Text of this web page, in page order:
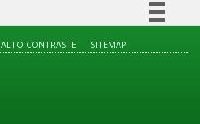
ALTO CONTRASTE SITEMAP